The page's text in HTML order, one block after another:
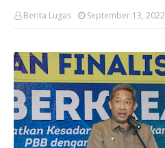
Berita Lugas September 13, 2022